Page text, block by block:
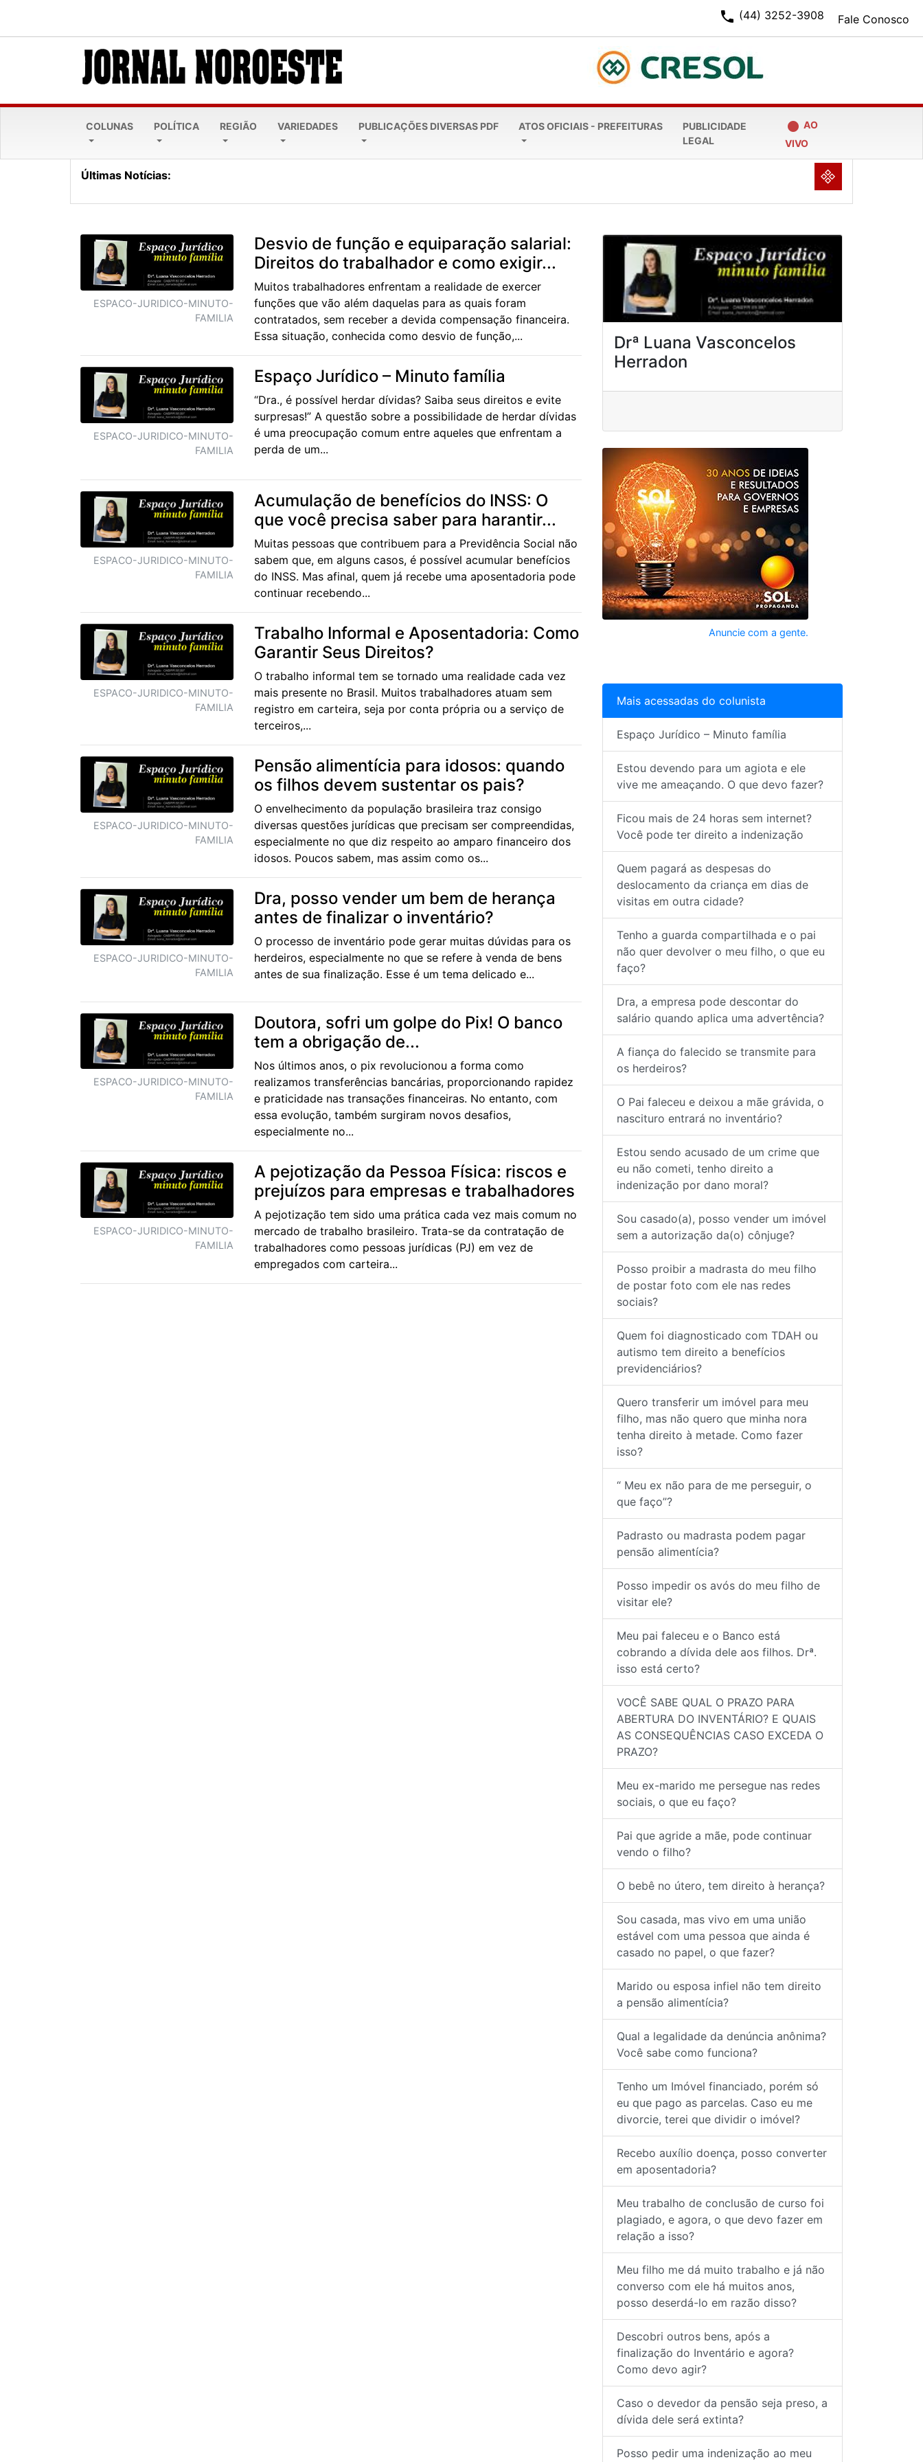
Fale Conosco
phone (44) 3252-3908
COLUNAS POLÍTICA REGIÃO VARIEDADES PUBLICAÇÕES DIVERSAS PDF ATOS OFICIAIS - PREFEITURAS
PUBLICIDADE
LEGAL
fiber_manual_record AO
VIVO
Últimas Notícias: NULL
ESPACO-JURIDICO-MINUTO-
FAMILIA
Desvio de função e equiparação salarial:
Direitos do trabalhador e como exigir...
Muitos trabalhadores enfrentam a realidade de exercer
funções que vão além daquelas para as quais foram
contratados, sem receber a devida compensação financeira.
Essa situação, conhecida como desvio de função,...
ESPACO-JURIDICO-MINUTO-
FAMILIA
Espaço Jurídico – Minuto família
“Dra., é possível herdar dívidas? Saiba seus direitos e evite
surpresas!” A questão sobre a possibilidade de herdar dívidas
é uma preocupação comum entre aqueles que enfrentam a
perda de um...
ESPACO-JURIDICO-MINUTO-
FAMILIA
Acumulação de benefícios do INSS: O
que você precisa saber para harantir...
sabem que, em alguns casos, é possível acumular benefícios
do INSS. Mas afinal, quem já recebe uma aposentadoria pode
continuar recebendo...
ESPACO-JURIDICO-MINUTO-
FAMILIA
Trabalho Informal e Aposentadoria: Como
Garantir Seus Direitos?
mais presente no Brasil. Muitos trabalhadores atuam sem
registro em carteira, seja por conta própria ou a serviço de
terceiros,...
ESPACO-JURIDICO-MINUTO-
FAMILIA
Pensão alimentícia para idosos: quando
os filhos devem sustentar os pais?
diversas questões jurídicas que precisam ser compreendidas,
especialmente no que diz respeito ao amparo financeiro dos
idosos. Poucos sabem, mas assim como os...
ESPACO-JURIDICO-MINUTO-
FAMILIA
Dra, posso vender um bem de herança
antes de finalizar o inventário?
herdeiros, especialmente no que se refere à venda de bens
antes de sua finalização. Esse é um tema delicado e...
ESPACO-JURIDICO-MINUTO-
FAMILIA
Doutora, sofri um golpe do Pix! O banco
tem a obrigação de...
Nos últimos anos, o pix revolucionou a forma como
realizamos transferências bancárias, proporcionando rapidez
e praticidade nas transações financeiras. No entanto, com
essa evolução, também surgiram novos desafios,
especialmente no...
ESPACO-JURIDICO-MINUTO-
FAMILIA
A pejotização da Pessoa Física: riscos e
prejuízos para empresas e trabalhadores
A pejotização tem sido uma prática cada vez mais comum no
mercado de trabalho brasileiro. Trata-se da contratação de
trabalhadores como pessoas jurídicas (PJ) em vez de
empregados com carteira...
Drª Luana Vasconcelos
Herradon
Anuncie com a gente.
vive me ameaçando. O que devo fazer?
Você pode ter direito a indenização
deslocamento da criança em dias de
visitas em outra cidade?
não quer devolver o meu filho, o que eu
faço?
salário quando aplica uma advertência?
os herdeiros?
nascituro entrará no inventário?
eu não cometi, tenho direito a
indenização por dano moral?
sem a autorização da(o) cônjuge?
de postar foto com ele nas redes
sociais?
autismo tem direito a benefícios
previdenciários?
filho, mas não quero que minha nora
tenha direito à metade. Como fazer
isso?
que faço”?
pensão alimentícia?
visitar ele?
cobrando a dívida dele aos filhos. Drª.
isso está certo?
VOCÊ SABE QUAL O PRAZO PARA
ABERTURA DO INVENTÁRIO? E QUAIS
AS CONSEQUÊNCIAS CASO EXCEDA O
PRAZO?
sociais, o que eu faço?
vendo o filho?
estável com uma pessoa que ainda é
casado no papel, o que fazer?
a pensão alimentícia?
Você sabe como funciona?
eu que pago as parcelas. Caso eu me
divorcie, terei que dividir o imóvel?
em aposentadoria?
plagiado, e agora, o que devo fazer em
relação a isso?
converso com ele há muitos anos,
posso deserdá-lo em razão disso?
finalização do Inventário e agora?
Como devo agir?
dívida dele será extinta?